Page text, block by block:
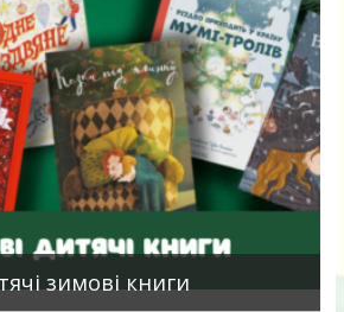
зимові книги